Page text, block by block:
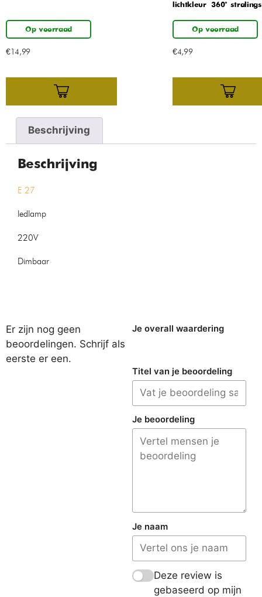
Op voorraad
€14,99
lichtkleur – 360°
Op voorraad
€4,99
Beschrijving
Beschrijving
E 27
ledlamp
220V
Dimbaar
Er zijn nog geen
beoordelingen. Schrijf als
eerste er een.
Je overall waardering
Titel van je beoordeling
Je beoordeling
Je naam
Deze review is
gebaseerd op mijn